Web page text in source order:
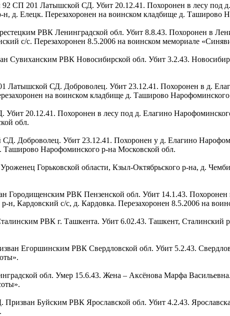
92 СП 201 Латышской СД. Убит 20.12.41. Похоронен в лесу под
д. Елецк. Перезахоронен на воинском кладбище д. Таширово
РВК Ленинградской обл. Убит 8.8.43. Похоронен в
с/с. Перезахоронен 8.5.2006 на воинском мемориале
Сувиханским РВК Новосибирской обл. Убит 3.2.43.
Латышской СД. Доброволец. Убит 23.12.41. Похоронен в д.
на воинском кладбище д. Таширово
20.12.41. Похоронен в лесу под д. Елагино
обл.
Доброволец. Убит 23.12.41. Похоронен у д. Елагино
Таширово Нарофоминского р-на Московской обл.
Горьковской области, Кзыл-Октябрьского р-на, д.
Городищенским РВК Пензенской обл. Убит 14.1.43.
Кардовский с/с, д. Кардовка. Перезахоронен 8.5.2006 на
РВК г. Ташкента. Убит 6.02.43. Ташкент,
Егоршинским РВК Свердловской обл. Убит 5.2.43.
обл. Умер 15.6.43. Жена – Аксёнова Марфа
Призван Буйским РВК Ярославской обл. Убит 4.2.43.